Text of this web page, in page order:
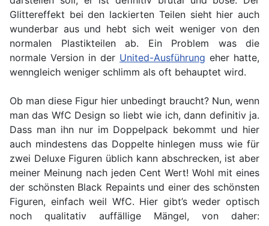
Glittereffekt bei den lackierten Teilen sieht hier auch
wunderbar aus und hebt sich weit weniger von den
normalen Plastikteilen ab. Ein Problem was die
normale Version in der United-Ausführung eher hatte,
wenngleich weniger schlimm als oft behauptet wird.
Ob man diese Figur hier unbedingt braucht? Nun, wenn
man das WfC Design so liebt wie ich, dann definitiv ja.
Dass man ihn nur im Doppelpack bekommt und hier
auch mindestens das Doppelte hinlegen muss wie für
zwei Deluxe Figuren üblich kann abschrecken, ist aber
meiner Meinung nach jeden Cent Wert! Wohl mit eines
der schönsten Black Repaints und einer des schönsten
Figuren, einfach weil WfC. Hier gibt’s weder optisch
noch qualitativ auffällige Mängel, von daher: